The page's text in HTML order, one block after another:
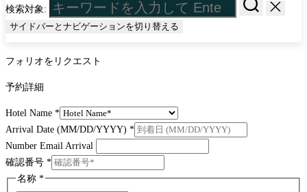
検索対象:
サイドバーとナビゲーションを切り替える
フォリオをリクエスト
予約詳細
Hotel Name *
Arrival Date (MM/DD/YYYY) *
Number Email Arrival
確認番号 *
名称 *